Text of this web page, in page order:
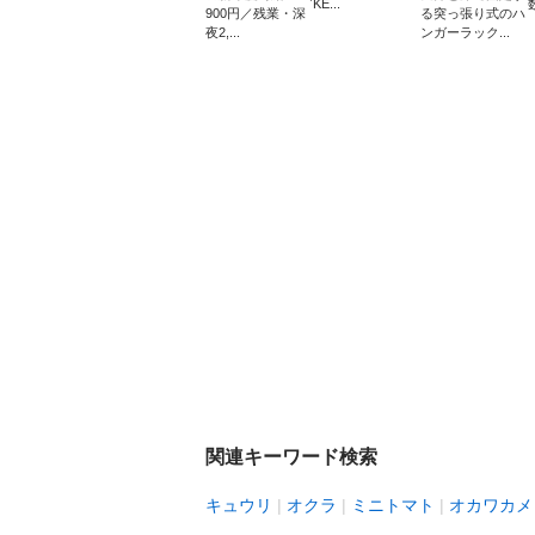
900円／残業・深
夜2,...
KE...
る突っ張り式のハ
ンガーラック...
関連キーワード検索
キュウリ オクラ ミニトマト オカワカメ